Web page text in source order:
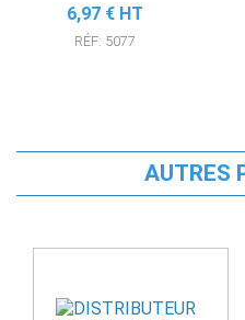
Prix
6,97 € HT
RÉF: 5077
AUTRES